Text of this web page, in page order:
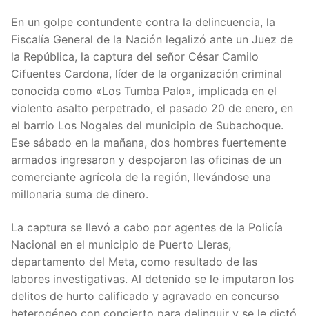
En un golpe contundente contra la delincuencia, la
Fiscalía General de la Nación legalizó ante un Juez de
la República, la captura del señor César Camilo
Cifuentes Cardona, líder de la organización criminal
conocida como «Los Tumba Palo», implicada en el
violento asalto perpetrado, el pasado 20 de enero, en
el barrio Los Nogales del municipio de Subachoque.
Ese sábado en la mañana, dos hombres fuertemente
armados ingresaron y despojaron las oficinas de un
comerciante agrícola de la región, llevándose una
millonaria suma de dinero.
La captura se llevó a cabo por agentes de la Policía
Nacional en el municipio de Puerto Lleras,
departamento del Meta, como resultado de las
labores investigativas. Al detenido se le imputaron los
delitos de hurto calificado y agravado en concurso
heterogéneo con concierto para delinquir y se le dictó